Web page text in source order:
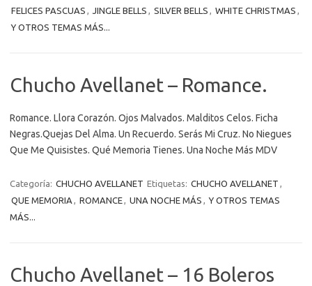
FELICES PASCUAS , JINGLE BELLS , SILVER BELLS , WHITE CHRISTMAS ,
Y OTROS TEMAS MÁS...
Chucho Avellanet – Romance.
Romance. Llora Corazón. Ojos Malvados. Malditos Celos. Ficha
Negras.Quejas Del Alma. Un Recuerdo. Serás Mi Cruz. No Niegues
Que Me Quisistes. Qué Memoria Tienes. Una Noche Más MDV
Categoría: CHUCHO AVELLANET Etiquetas: CHUCHO AVELLANET ,
QUE MEMORIA , ROMANCE, UNA NOCHE MÁS , Y OTROS TEMAS
MÁS...
Chucho Avellanet – 16 Boleros